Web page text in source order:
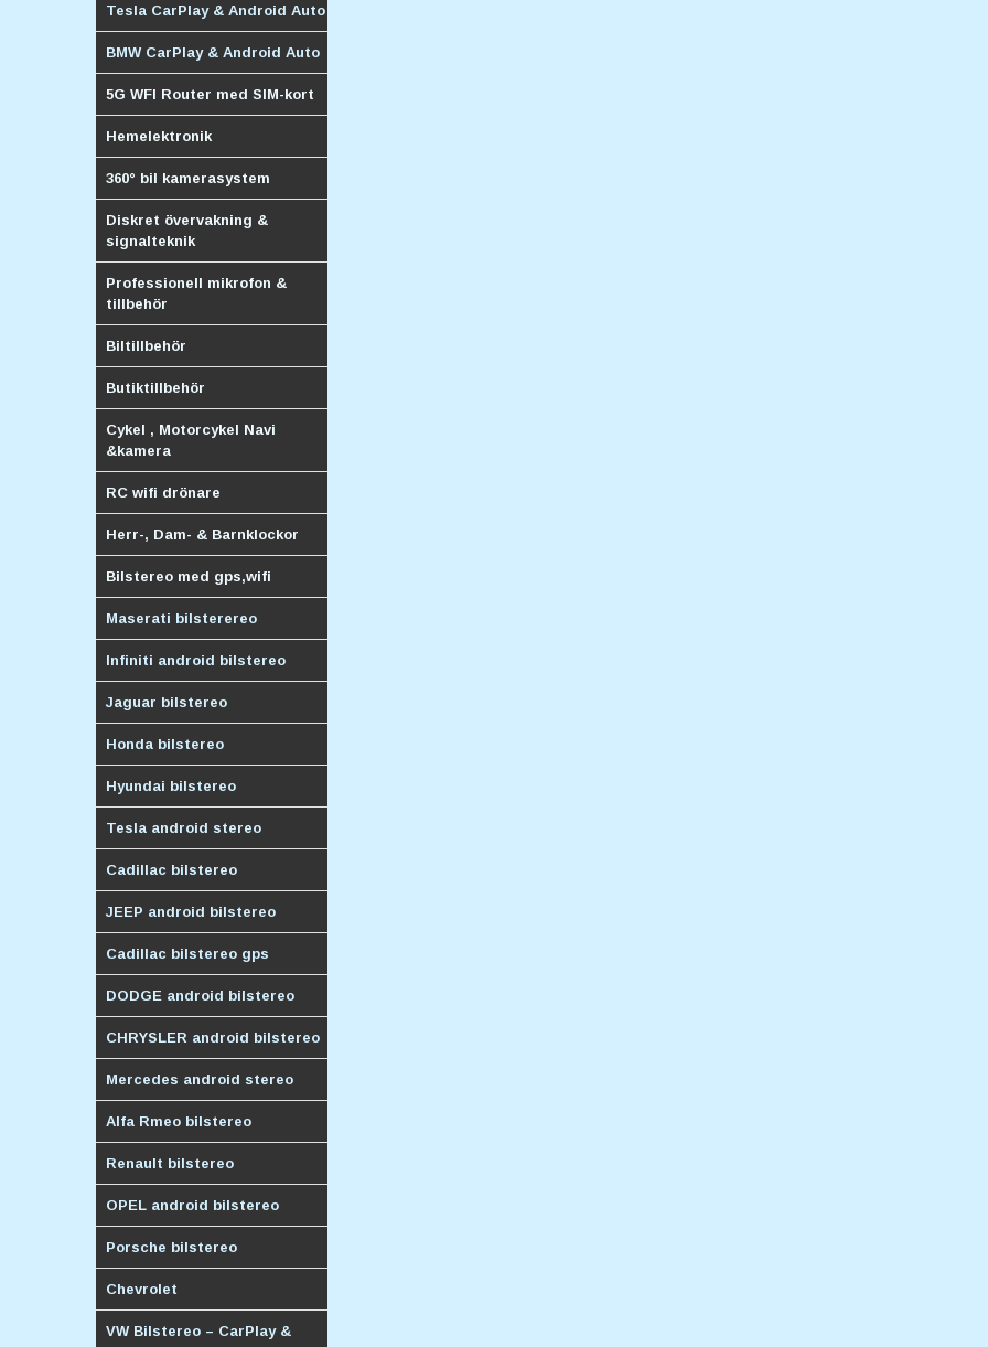
Tesla CarPlay & Android Auto
BMW CarPlay & Android Auto
5G WFI Router med SIM-kort
Hemelektronik
360° bil kamerasystem
Diskret övervakning &
signalteknik
Professionell mikrofon &
tillbehör
Biltillbehör
Butiktillbehör
Cykel , Motorcykel Navi
&kamera
RC wifi drönare
Herr-, Dam- & Barnklockor
Bilstereo med gps,wifi
Maserati bilsterereo
Infiniti android bilstereo
Jaguar bilstereo
Honda bilstereo
Hyundai bilstereo
Tesla android stereo
Cadillac bilstereo
JEEP android bilstereo
Cadillac bilstereo gps
DODGE android bilstereo
CHRYSLER android bilstereo
Mercedes android stereo
Alfa Rmeo bilstereo
Renault bilstereo
OPEL android bilstereo
Porsche bilstereo
Chevrolet
VW Bilstereo – CarPlay &